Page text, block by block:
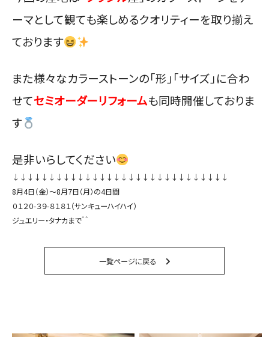
ーマとして観ても楽しめるクオリティーを取り揃え
ております
また様々なカラーストーンの「形」「サイズ」に合わ
せてセミオーダーリフォームも同時開催しておりま
す
是非いらしてください
↓↓↓↓↓↓↓↓↓↓↓↓↓↓↓↓↓↓↓↓↓↓↓↓↓↓↓↓↓↓
8月4日（金）〜8月7日（月）の4日間
０１２０-３９-８１８１（サンキューハイハイ）
ジュエリー・タナカまで＾＾
一覧ページに戻る